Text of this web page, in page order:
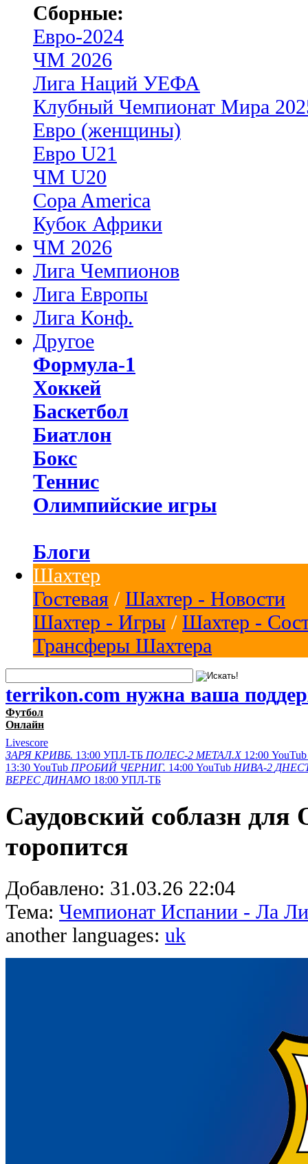
Сборные:
Евро-2024
ЧМ 2026
Лига Наций УЕФА
Клубный Чемпионат Мира
Евро (женщины)
Евро U21
ЧМ U20
Copa America
Кубок Африки
ЧМ 2026
Лига Чемпионов
Лига Европы
Лига Конф.
Другое
Формула-1
Хоккей
Баскетбол
Биатлон
Бокс
Теннис
Олимпийские игры
Блоги
Шахтер
Гостевая / Шахтер - Новости
Шахтер - Игры / Шахтер -
Трансферы Шахтера
terrikon.com нужна ваша
Футбол
Онлайн
Livescore
ЗАРЯ КРИВБ. 13:00 УПЛ-ТБ ПОЛЕС-2 МЕТАЛ.Х 12:00 YouTub
13:30 YouTub ПРОБИЙ ЧЕРНИГ. 14:00 YouTub НИВА-2
ВЕРЕС ДИНАМО 18:00 УПЛ-ТБ
Саудовский соблазн
торопится
Добавлено: 31.03.26 22:04
Тема: Чемпионат Испании - Ла
another languages: uk